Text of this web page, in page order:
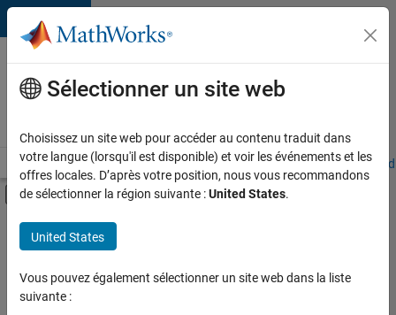
Passer au contenu
Votre
carrière
chez
Accueil Explorer nos opportunités Adresses de nos bureaux
Activer/désactiver l'affichage du menu
Contenu principal
FILTRER PAR
Applications et outils commerciaux
Globalisation
Ingénierie de la qualité
Sélectionner un site web
Choisissez un site web pour accéder au contenu traduit dans
votre langue (lorsqu'il est disponible) et voir les événements et les
offres locales. D’après votre position, nous vous recommandons
de sélectionner la région suivante :United States.
United States
Vous pouvez également sélectionner un site web dans la liste
suivante :